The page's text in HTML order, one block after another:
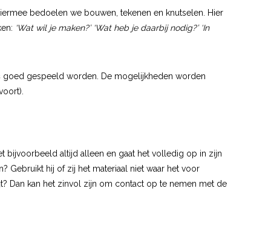
bedoelen we bouwen, tekenen en knutselen. Hier
‘Wat wil je maken?’ ‘Wat heb je daarbij nodig?’ ‘In
goed gespeeld worden. De mogelijkheden worden
bijvoorbeeld altijd alleen en gaat het volledig op in zijn
Gebruikt hij of zij het materiaal niet waar het voor
Dan kan het zinvol zijn om contact op te nemen met de